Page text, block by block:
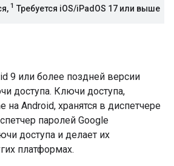
1 Требуется iOS/iPadOS 17 или выше
9 или более поздней версии
доступа. Ключи доступа,
на Android, хранятся в диспетчере
паролей Google
доступа и делает их
платформах.